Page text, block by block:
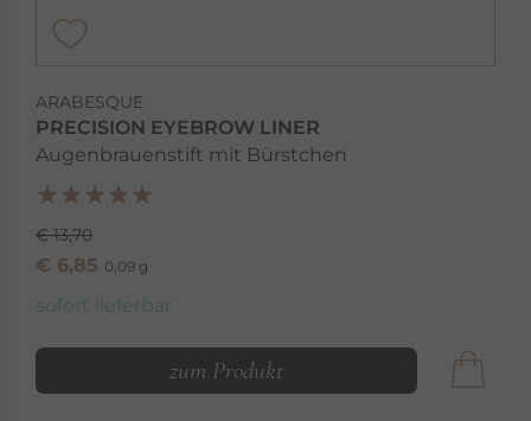
ARABESQUE
PRECISION EYEBROW LINER
Augenbrauenstift mit Bürstchen
€ 13,70
€ 6,85 0,09 g
sofort lieferbar
zum Produkt